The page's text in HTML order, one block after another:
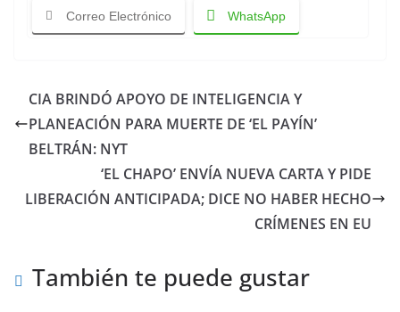
Correo Electrónico WhatsApp
CIA BRINDÓ APOYO DE INTELIGENCIA Y
PLANEACIÓN PARA MUERTE DE ‘EL PAYÍN’
BELTRÁN: NYT
‘EL CHAPO’ ENVÍA NUEVA CARTA Y PIDE
LIBERACIÓN ANTICIPADA; DICE NO HABER HECHO
CRÍMENES EN EU
También te puede gustar